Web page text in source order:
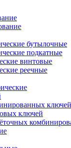
бутылочные
подкатные
винтовые
реечные
ключей
ключей